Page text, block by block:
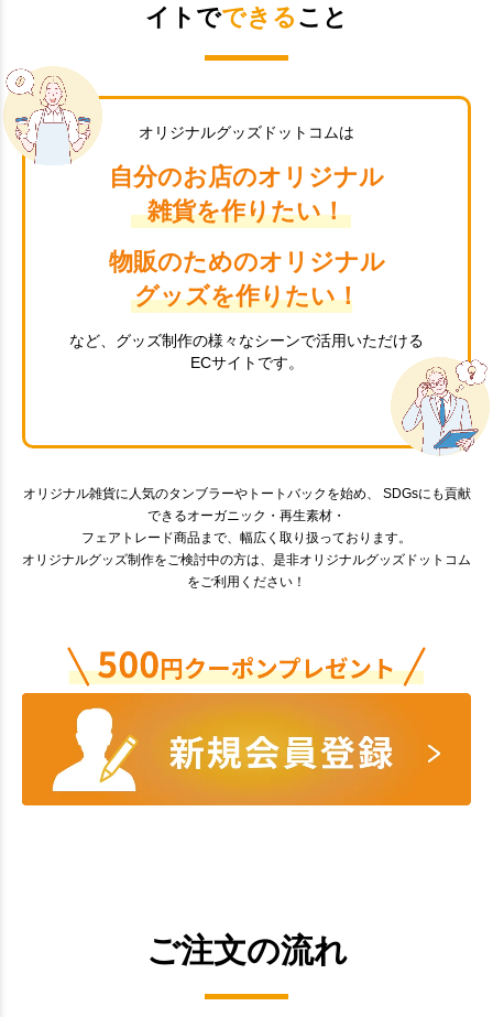
イトでできる こと
オリジナルグッズドットコムは
自分のお店のオリジナル
雑貨を作りたい！
物販のためのオリジナル
グッズを作りたい！
など、グッズ制作の様々なシーンで活用いただける
ECサイトです。
オリジナル雑貨に人気のタンブラーやトートバックを始め、 SDGsにも貢献
できるオーガニック・再生素材・
フェアトレード商品まで、幅広く取り扱っております。
オリジナルグッズ制作をご検討中の方は、是非オリジナルグッズドットコム
をご利用ください！
ご注文の流れ